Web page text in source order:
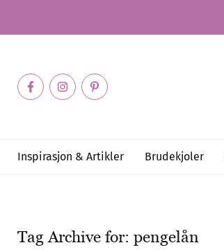
Inspirasjon & Artikler Brudekjoler
Tag Archive for: pengelån